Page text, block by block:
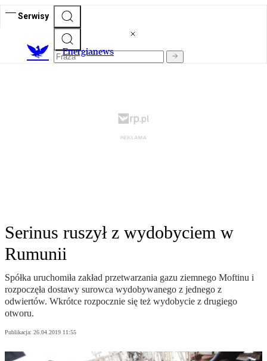
Serwisy
Energianews
Serinus ruszył z wydobyciem w
Rumunii
Spółka uruchomiła zakład przetwarzania gazu ziemnego Moftinu i
rozpoczęła dostawy surowca wydobywanego z jednego z
odwiertów. Wkrótce rozpocznie się też wydobycie z drugiego
otworu.
Publikacja: 26.04.2019 11:55